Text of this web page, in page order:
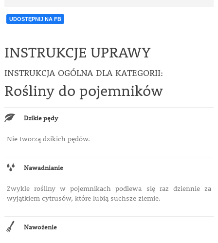
UDOSTĘPNIJ NA FB
INSTRUKCJE UPRAWY
INSTRUKCJA OGÓLNA DLA KATEGORII:
Rośliny do pojemników
Dzikie pędy
Nie tworzą dzikich pędów.
Nawadnianie
Zwykle rośliny w pojemnikach podlewa się raz dziennie za
wyjątkiem cytrusów, które lubią suchsze ziemie.
Nawożenie